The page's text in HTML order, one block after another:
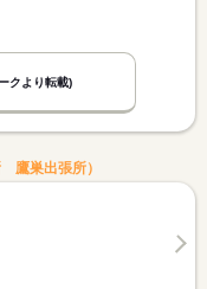
クより転載)
鷹巣出張所）